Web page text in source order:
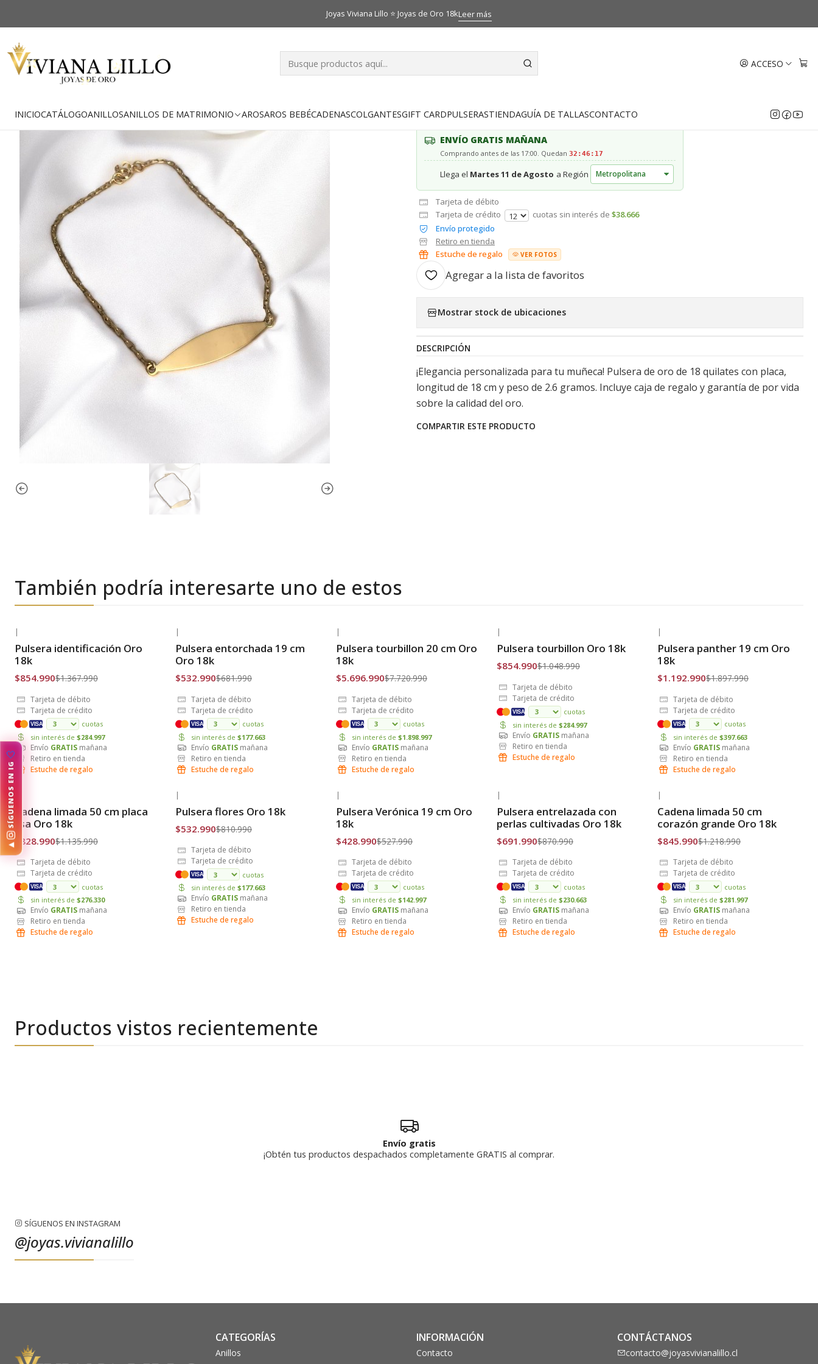
ACCESO
INICIOCATÁLOGOANILLOSANILLOS DE MATRIMONIO AROSAROS BEBÉCADENASCOLGANTESGIFT CARDPULSERASTIENDAGUÍA DE TALLASCONTACTO
Joyas Viviana Lillo ⭐ Joyas de Oro 18kLeer más
Catálogo Pulseras Pulsera identificación Oro 18k
-29% OFF
Envío Gratis
|
Pulsera identificación Oro 18k
ENVÍO GRATIS MAÑANA
Comprando antes de las 17:00. Quedan 32:46:16
Llega el Martes 11 de Agosto a Región
Tarjeta de débito
Tarjeta de crédito
cuotas sin interés de $38.666
Envío protegido
Retiro en tienda
Estuche de regalo
VER FOTOS
Agregar a la lista de favoritos
Mostrar stock de ubicaciones
DESCRIPCIÓN
¡Elegancia personalizada para tu muñeca! Pulsera de oro de 18 quilates con placa,
longitud de 18 cm y peso de 2.6 gramos. Incluye caja de regalo y garantía de por vida
sobre la calidad del oro.
COMPARTIR ESTE PRODUCTO
También podría interesarte uno de estos
Envío Gratis
|
Pulsera identificación Oro
18k
$854.990$1.367.990
Tarjeta de débito
Tarjeta de crédito
VISA
cuotas
sin interés de $284.997
Envío GRATIS mañana
Retiro en tienda
Estuche de regalo
Envío Gratis
|
Pulsera entorchada 19 cm
Oro 18k
$532.990$681.990
Tarjeta de débito
Tarjeta de crédito
VISA
cuotas
sin interés de $177.663
Envío GRATIS mañana
Retiro en tienda
Estuche de regalo
Envío Gratis
|
Pulsera tourbillon 20 cm Oro
18k
$5.696.990$7.720.990
Tarjeta de débito
Tarjeta de crédito
VISA
cuotas
sin interés de $1.898.997
Envío GRATIS mañana
Retiro en tienda
Estuche de regalo
Envío Gratis
|
Pulsera tourbillon Oro 18k
$854.990$1.048.990
Tarjeta de débito
Tarjeta de crédito
VISA
cuotas
sin interés de $284.997
Envío GRATIS mañana
Retiro en tienda
Estuche de regalo
Envío Gratis
|
Pulsera panther 19 cm Oro
18k
$1.192.990$1.897.990
Tarjeta de débito
Tarjeta de crédito
VISA
cuotas
sin interés de $397.663
Envío GRATIS mañana
Retiro en tienda
Estuche de regalo
Envío Gratis
Cadena limada 50 cm placa
lisa Oro 18k
$828.990$1.135.990
Tarjeta de débito
Tarjeta de crédito
VISA
cuotas
sin interés de $276.330
Envío GRATIS mañana
Retiro en tienda
Estuche de regalo
Envío Gratis
|
Pulsera flores Oro 18k
$532.990$810.990
Tarjeta de débito
Tarjeta de crédito
VISA
cuotas
sin interés de $177.663
Envío GRATIS mañana
Retiro en tienda
Estuche de regalo
Envío Gratis
|
Pulsera Verónica 19 cm Oro
18k
$428.990$527.990
Tarjeta de débito
Tarjeta de crédito
VISA
cuotas
sin interés de $142.997
Envío GRATIS mañana
Retiro en tienda
Estuche de regalo
Envío Gratis
|
Pulsera entrelazada con
perlas cultivadas Oro 18k
$691.990$870.990
Tarjeta de débito
Tarjeta de crédito
VISA
cuotas
sin interés de $230.663
Envío GRATIS mañana
Retiro en tienda
Estuche de regalo
Envío Gratis
|
Cadena limada 50 cm
corazón grande Oro 18k
$845.990$1.218.990
Tarjeta de débito
Tarjeta de crédito
VISA
cuotas
sin interés de $281.997
Envío GRATIS mañana
Retiro en tienda
Estuche de regalo
Productos vistos recientemente
Envío gratis
¡Obtén tus productos despachados completamente GRATIS al comprar.
SÍGUENOS EN INSTAGRAM
@joyas.vivianalillo
CATEGORÍAS
Anillos
INFORMACIÓN
Contacto
CONTÁCTANOS
contacto@joyasvivianalillo.cl
🤍
◀